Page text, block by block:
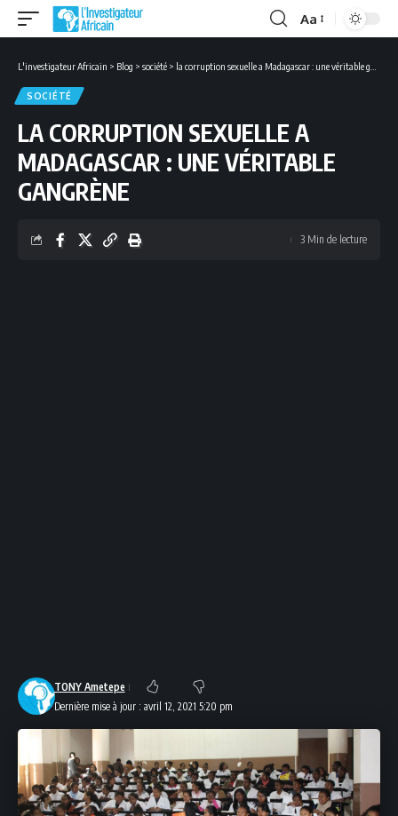
Font
Aa
L'investigateur Africain > Blog > société > la corruption sexuelle a Madagascar : une véritable gangrène
SOCIÉTÉ
LA CORRUPTION SEXUELLE A
MADAGASCAR : UNE VÉRITABLE
GANGRÈNE
Dernière mise à jour : avril 12, 2021 5:20 pm
TONY Ametepe
3 Min de lecture